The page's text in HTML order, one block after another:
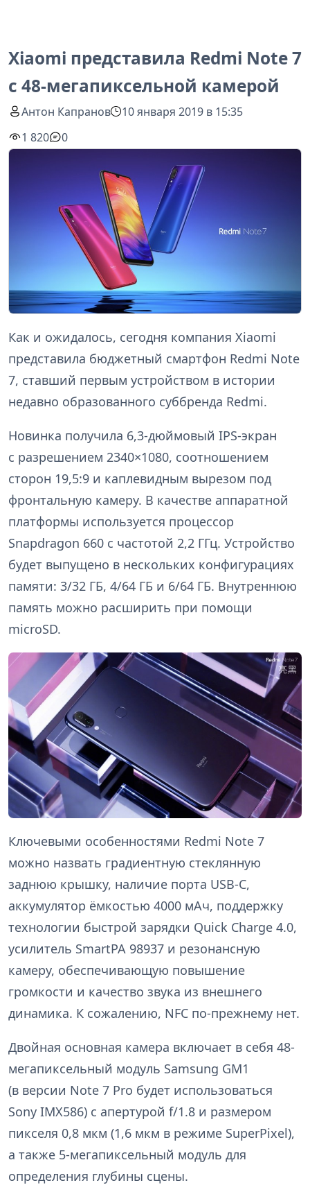
Xiaomi представила Redmi Note 7
с 48-мегапиксельной камерой
Антон Капранов
10 января 2019 в 15:35
1 820
0
Как и ожидалось, сегодня компания Xiaomi
представила бюджетный смартфон Redmi Note
7, ставший первым устройством в истории
недавно образованного суббренда Redmi.
Новинка получила 6,3-дюймовый IPS-экран
с разрешением 2340×1080, соотношением
сторон 19,5:9 и каплевидным вырезом под
фронтальную камеру. В качестве аппаратной
платформы используется процессор
Snapdragon 660 с частотой 2,2 ГГц. Устройство
будет выпущено в нескольких конфигурациях
памяти: 3/32 ГБ, 4/64 ГБ и 6/64 ГБ. Внутреннюю
память можно расширить при помощи
microSD.
Ключевыми особенностями Redmi Note 7
можно назвать градиентную стеклянную
заднюю крышку, наличие порта USB-C,
аккумулятор ёмкостью 4000 мАч, поддержку
технологии быстрой зарядки Quick Charge 4.0,
усилитель SmartPA 98937 и резонансную
камеру, обеспечивающую повышение
громкости и качество звука из внешнего
динамика. К сожалению, NFC по-прежнему нет.
Двойная основная камера включает в себя 48-
мегапиксельный модуль Samsung GM1
(в версии Note 7 Pro будет использоваться
Sony IMX586) с апертурой f/1.8 и размером
пикселя 0,8 мкм (1,6 мкм в режиме SuperPixel),
а также 5-мегапиксельный модуль для
определения глубины сцены.